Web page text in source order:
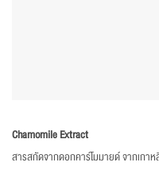
Chamomile Extract
สารสกัดจากดอกคาร์โมมายด์ จากเกา